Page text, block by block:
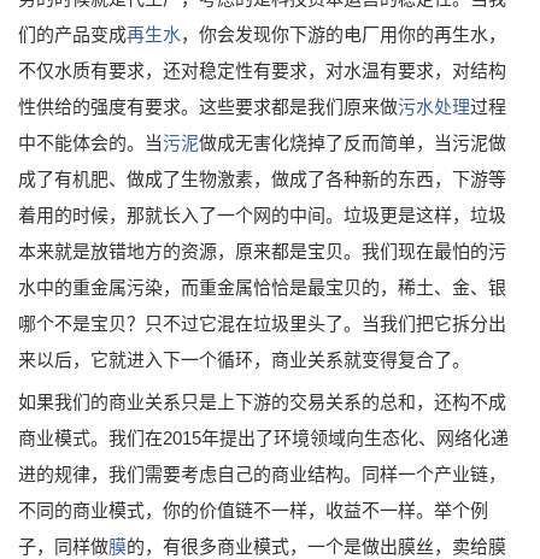
们的产品变成再生水，你会发现你下游的电厂用你的再生水，
不仅水质有要求，还对稳定性有要求，对水温有要求，对结构
性供给的强度有要求。这些要求都是我们原来做污水处理过程
中不能体会的。当污泥做成无害化烧掉了反而简单，当污泥做
成了有机肥、做成了生物激素，做成了各种新的东西，下游等
着用的时候，那就长入了一个网的中间。垃圾更是这样，垃圾
本来就是放错地方的资源，原来都是宝贝。我们现在最怕的污
水中的重金属污染，而重金属恰恰是最宝贝的，稀土、金、银
哪个不是宝贝？只不过它混在垃圾里头了。当我们把它拆分出
来以后，它就进入下一个循环，商业关系就变得复合了。
如果我们的商业关系只是上下游的交易关系的总和，还构不成
商业模式。我们在2015年提出了环境领域向生态化、网络化递
进的规律，我们需要考虑自己的商业结构。同样一个产业链，
不同的商业模式，你的价值链不一样，收益不一样。举个例
子，同样做膜的，有很多商业模式，一个是做出膜丝，卖给膜